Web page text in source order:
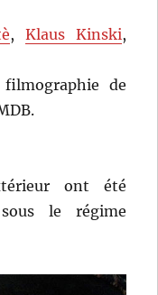
, Klaus Kinski,
de
ont été
le régime